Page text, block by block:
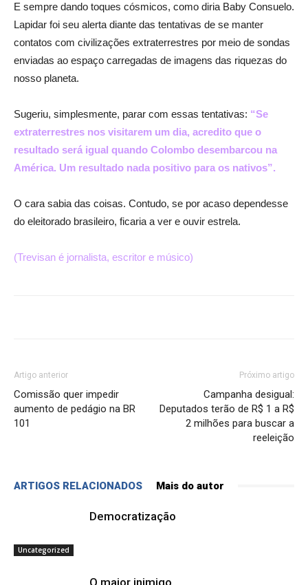
E sempre dando toques cósmicos, como diria Baby Consuelo.
Lapidar foi seu alerta diante das tentativas de se manter
contatos com civilizações extraterrestres por meio de sondas
enviadas ao espaço carregadas de imagens das riquezas do
nosso planeta.
Sugeriu, simplesmente, parar com essas tentativas: “Se
extraterrestres nos visitarem um dia, acredito que o
resultado será igual quando Colombo desembarcou na
América. Um resultado nada positivo para os nativos”.
O cara sabia das coisas. Contudo, se por acaso dependesse
do eleitorado brasileiro, ficaria a ver e ouvir estrela.
(Trevisan é jornalista, escritor e músico)
Artigo anterior
Comissão quer impedir
aumento de pedágio na BR
101
Próximo artigo
Campanha desigual:
Deputados terão de R$ 1 a R$
2 milhões para buscar a
reeleição
ARTIGOS RELACIONADOS Mais do autor
Uncategorized
Democratização
O maior inimigo